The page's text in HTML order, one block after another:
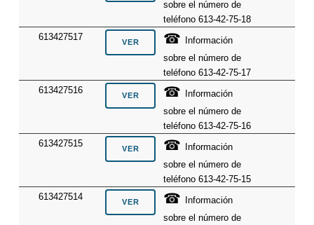
sobre el número de
teléfono 613-42-75-18
613427517
☎ Información
sobre el número de
teléfono 613-42-75-17
613427516
☎ Información
sobre el número de
teléfono 613-42-75-16
613427515
☎ Información
sobre el número de
teléfono 613-42-75-15
613427514
☎ Información
sobre el número de